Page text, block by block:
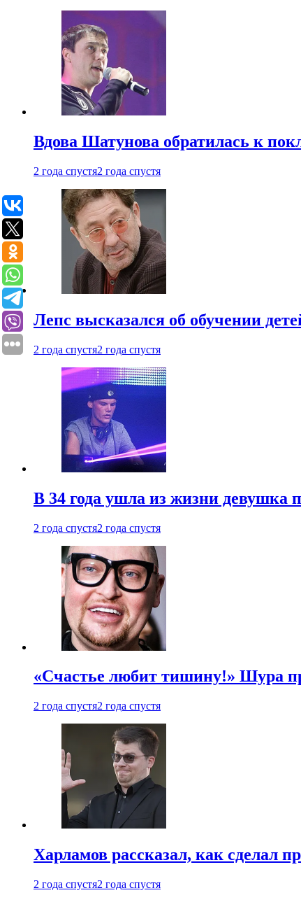
Вдова Шатунова обратилась к
2 года спустя2 года спустя
Лепс высказался об обучении
2 года спустя2 года спустя
В 34 года ушла из жизни девушка
2 года спустя2 года спустя
«Счастье любит тишину!» Шура
2 года спустя2 года спустя
Харламов рассказал, как сделал
2 года спустя2 года спустя